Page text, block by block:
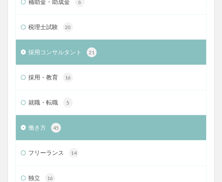
補助金・助成金 6
税理士試験 20
採用コンサルタント 21
採用・教育 16
就職・転職 5
働き方 45
フリーランス 14
独立 16